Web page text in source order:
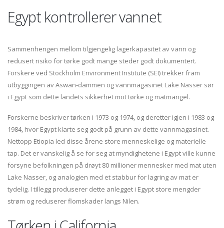
Egypt kontrollerer vannet
Sammenhengen mellom tilgjengelig lagerkapasitet av vann og
redusert risiko for tørke godt mange steder godt dokumentert.
Forskere ved Stockholm Environment Institute (SEI) trekker fram
utbyggingen av Aswan-dammen og vannmagasinet Lake Nasser sør
i Egypt som dette landets sikkerhet mot tørke og matmangel.
Forskerne beskriver tørken i 1973 og 1974, og deretter igjen i 1983 og
1984, hvor Egypt klarte seg godt på grunn av dette vannmagasinet.
Nettopp Etiopia led disse årene store menneskelige og materielle
tap. Det er vanskelig å se for seg at myndighetene i Egypt ville kunne
forsyne befolkningen på drøyt 80 millioner mennesker med mat uten
Lake Nasser, og analogien med et stabbur for lagring av mat er
tydelig. I tillegg produserer dette anlegget i Egypt store mengder
strøm og reduserer flomskader langs Nilen.